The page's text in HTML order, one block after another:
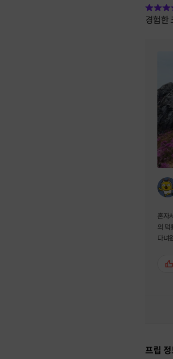
경험한
혼자
의 덕
다녀
님
프립